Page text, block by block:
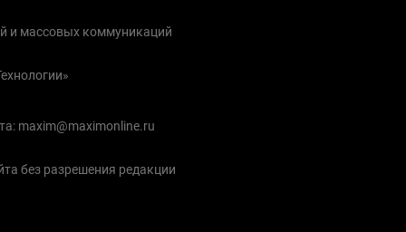
и массовых коммуникаций
maxim@maximonline.ru
без разрешения редакции